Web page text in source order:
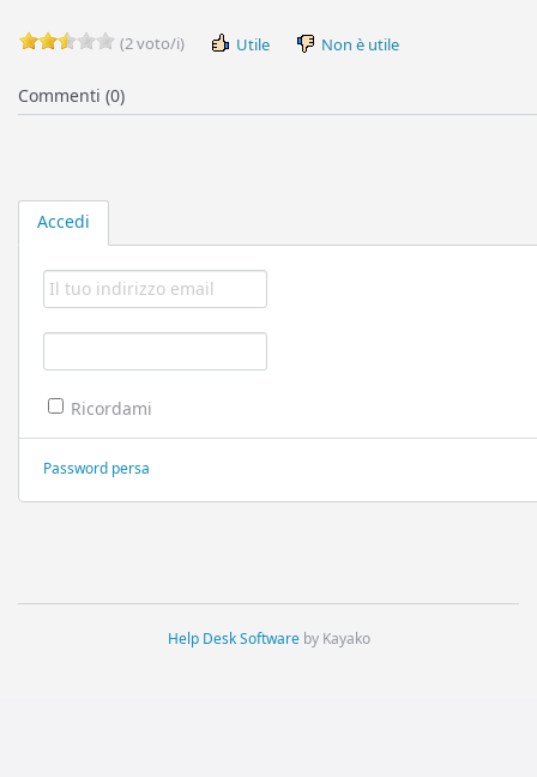
Accedi
Ricordami
Password persa
(2 voto/i) Utile Non è utile
Commenti (0)
Help Desk Softwareby Kayako